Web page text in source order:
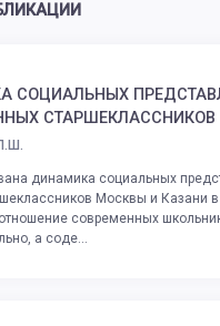
СОЦИАЛЬНЫХ
СТАРШЕКЛАССНИКОВ
динамика социальных
Москвы и Казани в
современных
а соде...